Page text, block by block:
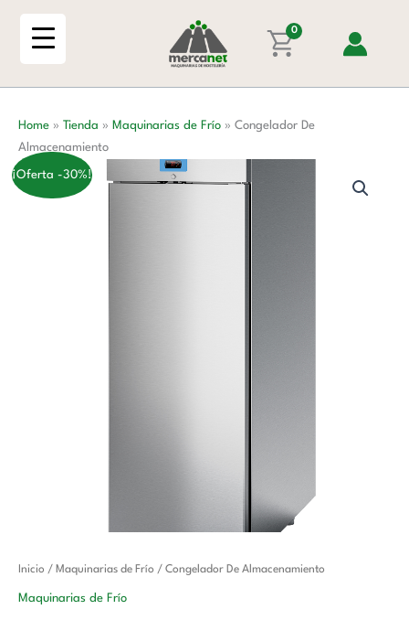
0
Home » Tienda » Maquinarias de Frío » Congelador De
Almacenamiento
¡Oferta -30%!
Inicio / Maquinarias de Frío / Congelador De Almacenamiento
Maquinarias de Frío
El
precio
El
Congelador
De